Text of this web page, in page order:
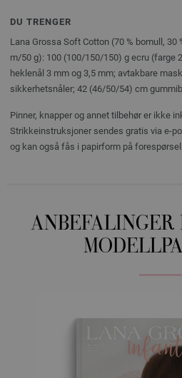
DU TRENGER
Lana Grossa Soft Cotton (70 % bomull, 30
m/50 g): 100 (100/150/150) g ecru (farge
heklenål 3 mm og 3,5 mm; avtakbare
sikkerhetsnåler; 42 (46/50/54) cm
Pinner, knapper og annet tilbehør er ikke
Strikkeinstruksjoner sendes gratis via e-
og kan også fås i papirform på forespørsel.
ANBEFALINGER